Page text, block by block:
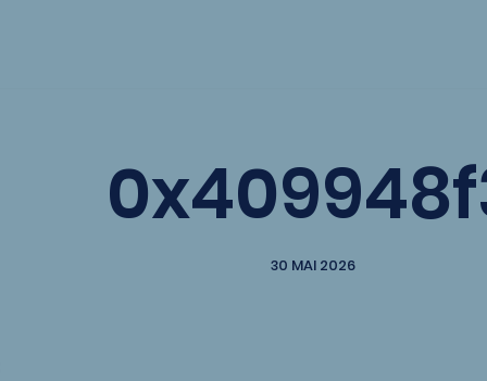
30 MAI 2026